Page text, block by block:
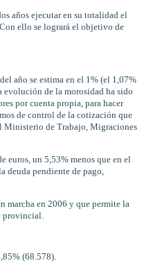
años ejecutar en su totalidad el
ello se logrará el objetivo de
año se estima en el 1% (el 1,07%
evolución de la morosidad ha sido
por cuenta propia, para hacer
de control de la cotización que
Ministerio de Trabajo, Migraciones
euros, un 5,53% menos que en el
deuda pendiente de pago,
marcha en 2006 y que permite la
provincial.
(68.578).